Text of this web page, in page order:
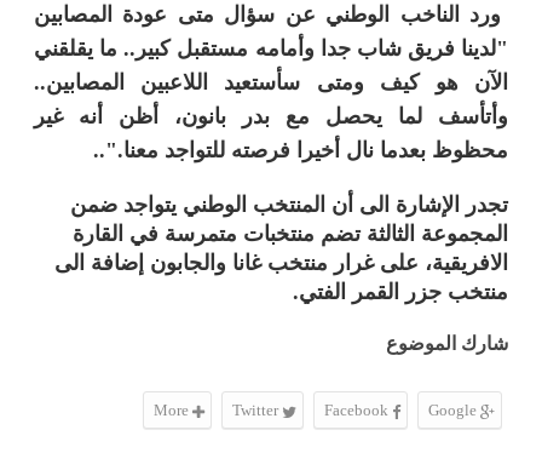
ورد الناخب الوطني عن سؤال متى عودة المصابين
"لدينا فريق شاب جدا وأمامه مستقبل كبير.. ما يقلقني
الآن هو كيف ومتى سأستعيد اللاعبين المصابين..
وأتأسف لما يحصل مع بدر بانون، أظن أنه غير
محظوظ بعدما نال أخيرا فرصته للتواجد معنا..".
تجدر الإشارة الى أن المنتخب الوطني يتواجد ضمن
المجموعة الثالثة تضم منتخبات متمرسة في القارة
الافريقية، على غرار منتخب غانا والجابون إضافة الى
منتخب جزر القمر الفتي.
شارك الموضوع
Twitter